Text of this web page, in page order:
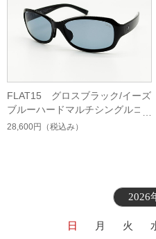
FLAT15 グロスブラック/イーズ
ブルーハードマルチシングルコ
ート
28,600円 （税込み）
2026
日 月 火